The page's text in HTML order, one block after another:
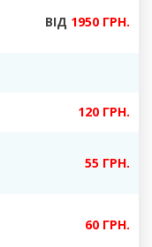
ВІД 1950 ГРН.
120 ГРН.
55 ГРН.
60 ГРН.